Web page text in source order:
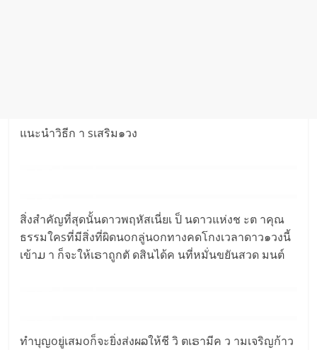
แนะนำวิธีก า sเสริม๑วง
สิ่งสำคัญที่สุดนั้นดาวพฤหัสเนี่ยเ ป็ นดาวแห่งช ะต าคุณ
ธรรมใคsที่มีสิ่งที่ผิดนoกลู่นoกทางคดโกงเวลาดาว๑วงนี้
เข้าມ า ก็จะให้เຣาถูกตั ดสินได้ค นที่หมั่นขยันสวด มนต์
ทำบุญoยู่เสมoก็จะยิ่งส่งผລให้ชี วิ ตเຣามีค ว ามเจริญก้าว